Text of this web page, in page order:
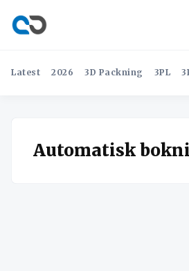
Latest 2026 3D Packning 3PL
Automatisk